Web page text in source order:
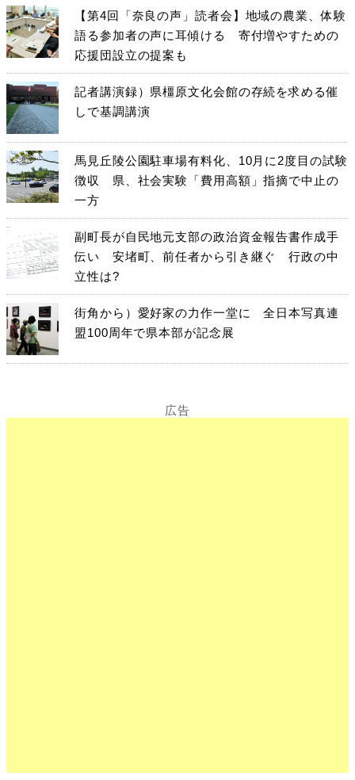
【第4回「奈良の声」読者会】地域の農業、体験
語る参加者の声に耳傾ける 寄付増やすための
応援団設立の提案も
記者講演録）県橿原文化会館の存続を求める催
しで基調講演
馬見丘陵公園駐車場有料化、10月に2度目の試験
徴収 県、社会実験「費用高額」指摘で中止の
一方
副町長が自民地元支部の政治資金報告書作成手
伝い 安堵町、前任者から引き継ぐ 行政の中
立性は?
街角から）愛好家の力作一堂に 全日本写真連
盟100周年で県本部が記念展